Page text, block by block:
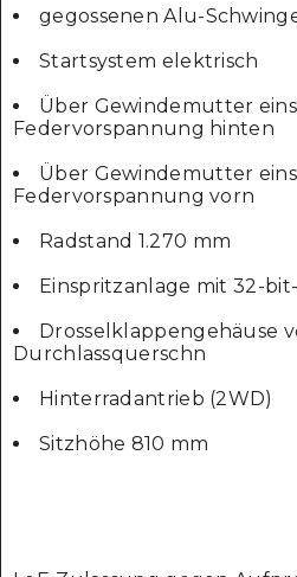
gegossenen Alu-
Startsystem elektrisch
Über Gewindemutter
Federvorspannung hinten
Über Gewindemutter
Federvorspannung vorn
Radstand 1.270 mm
Einspritzanlage mit 32-
Drosselklappengehäuse
Durchlassquerschn
Hinterradantrieb (2WD)
Sitzhöhe 810 mm